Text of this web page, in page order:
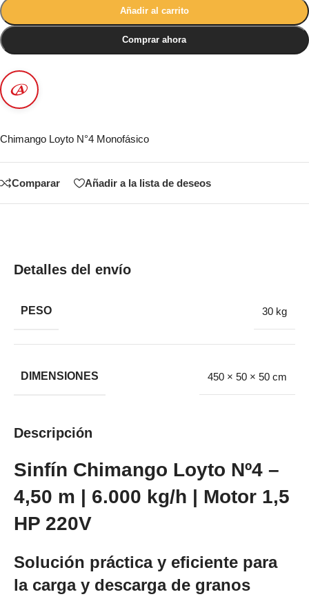
Añadir al carrito
Comprar ahora
Chimango Loyto N°4 Monofásico
Comparar Añadir a la lista de deseos
Detalles del envío
PESO 30 kg
DIMENSIONES 450 × 50 × 50 cm
Descripción
Sinfín Chimango Loyto Nº4 –
4,50 m | 6.000 kg/h | Motor 1,5
HP 220V
Solución práctica y eficiente para
la carga y descarga de granos